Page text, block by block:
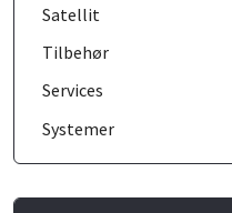
Satellit
Tilbehør
Services
Systemer